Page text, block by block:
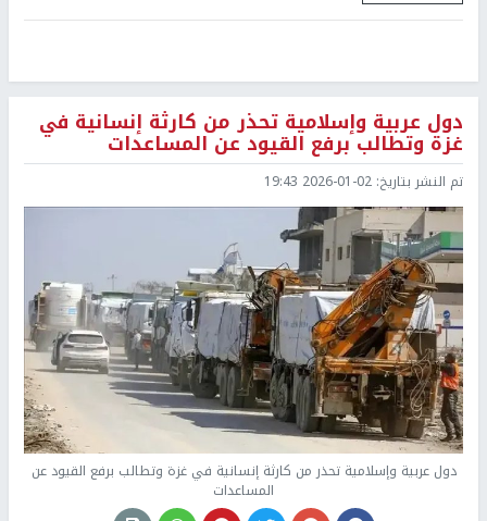
دول عربية وإسلامية تحذر من كارثة إنسانية في
غزة وتطالب برفع القيود عن المساعدات
تم النشر بتاريخ: 2026-01-02 19:43
دول عربية وإسلامية تحذر من كارثة إنسانية في غزة وتطالب برفع القيود عن
المساعدات